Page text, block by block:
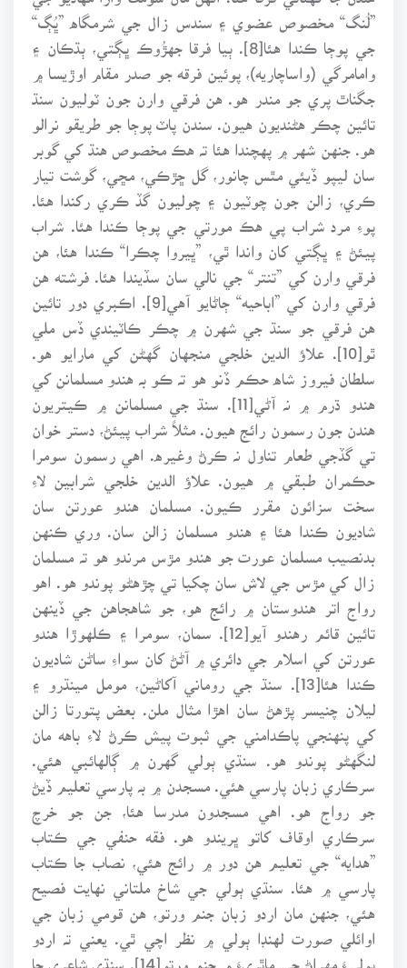
”لُنگ“ مخصوص عضوي ۽ سندس زال جي شرمگاه ”ڀُڳ“
جي پوڄا ڪندا هئا[8]. ٻيا فرقا جهڙُوڪ ڀڳتي، ٻڌڪان ۽
وامامرگي (واساچاريه)، پوئين فرقه جو صدر مقام اوڙيسا ۾
جگناٿ پري جو مندر هو. هن فرقي وارن جون ٽوليون سنڌ
تائين چڪر هڻنديون هيون. سندن پاٽ پوڄا جو طريقو نرالو
هو. جنهن شهر ۾ پهچندا هئا تہ هڪ مخصوص هنڌ کي گوبر
سان ليپو ڏيئي مٿس چانور، گل ڇڙڪي، مڇي، گوشت تيار
ڪري، زالن جون چوٽيون ۽ چوليون گڏ ڪري رکندا هئا.
پوءِ مرد شراب پي هڪ مورتي جي پوڄا ڪندا هئا. شراب
پيئڻ ۽ ڀڳتي کان واندا ٿي، ”ڀيروا چڪرا“ ڪندا هئا، هن
فرقي وارن کي ”تنتر“ جي نالي سان سڏيندا هئا. فرشته هن
فرقي وارن کي ”اباحيه“ ڄاڻايو آهي[9]. اڪبري دور تائين
هن فرقي جو سنڌ جي شهرن ۾ چڪر ڪاٽيندي ڏس ملي
ٿو[10]. علاؤ الدين خلجي منجهان گهڻن کي مارايو هو.
سلطان فيروز شاه حڪم ڏنو هو تہ ڪو بہ هندو مسلمانن کي
هندو ڌرم ۾ نہ آڻي[11]. سنڌ جي مسلمانن ۾ ڪيتريون
هندن جون رسمون رائج هيون. مثلاً شراب پيئڻ، دستر خوان
تي گڏجي طعام تناول نہ ڪرڻ وغيره. اهي رسمون سومرا
حڪمران طبقي ۾ هيون. علاؤ الدين خلجي شرابين لاءِ
سخت سزائون مقرر ڪيون. مسلمان هندو عورتن سان
شاديون ڪندا هئا ۽ هندو مسلمان زالن سان. وري ڪنهن
بدنصيب مسلمان عورت جو هندو مڙس مرندو هو تہ مسلمان
زال کي مڙس جي لاش سان چکيا تي چڙهڻو پوندو هو. اهو
رواج اتر هندوستان ۾ رائج هو، جو شاهجاهن جي ڏينهن
تائين قائم رهندو آيو[12]. سمان، سومرا ۽ ڪلهوڙا هندو
عورتن کي اسلام جي دائري ۾ آڻڻ کان سواءِ ساڻن شاديون
ڪندا هئا[13]. سنڌ جي روماني آکاڻين، مومل مينڌرو ۽
ليلان چنيسر پڙهڻ سان اهڙا مثال ملن. بعض پتورتا زالن
کي پنهنجي پاڪدامني جي ثبوت پيش ڪرڻ لاءِ باهه مان
لنگهڻو پوندو هو. سنڌي ٻولي گهرن ۾ ڳالهائبي هئي.
سرڪاري زبان پارسي هئي. مسجدن ۾ بہ پارسي تعليم ڏيڻ
جو رواج هو. اهي مسجدون مدرسا هئا، جن جو خرچ
سرڪاري اوقاف کاتو ڀريندو هو. فقه حنفي جي ڪتاب
”هدايه“ جي تعليم هن دور ۾ رائج هئي، نصاب جا ڪتاب
پارسي ۾ هئا. سنڌي ٻولي جي شاخ ملتاني نهايت فصيح
هئي، جنهن مان اردو زبان جنم ورتو، هن قومي زبان جي
اوائلي صورت لهنڊا ٻولي ۾ نظر اچي ٿي. يعني تہ اردو
ٻوليءَ مهراڻ جي ماٿريءَ ۾ جنم ورتو[14]. سنڌي شاعري جا